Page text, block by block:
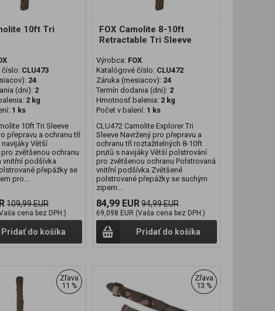
10ft Tri
číslo: CLU473
24
(dni): 2
2 kg
1 ks
10ft Tri Sleeve
přepravu a ochranu tří
Větší
zvětšenou ochranu
vnitřní podšívka
přepážky se
pro...
109,99 EUR
cena bez DPH:)
Pridať do košíka
FOX Camolite 8-10ft
Retractable Tri Sleeve
Výrobca: FOX
Katalógové číslo: CLU472
Záruka (mesiacov): 24
Termín dodania (dni): 2
Hmotnosť balenia: 2 kg
Počet v balení: 1 ks
CLU472 Camolite Explorer Tri
Sleeve Navržený pro přepravu a
ochranu tří roztažitelných 8-10ft
prutů s navijáky Větší polstrování
pro zvětšenou ochranu Polstrovaná
vnitřní podšívka Zvětšené
polstrované přepážky se suchým
zipem...
84,99 EUR94,99 EUR
69,098 EUR (Vaša cena bez DPH:)
Pridať do košíka
Zľava
11 %
Zľava
13 %